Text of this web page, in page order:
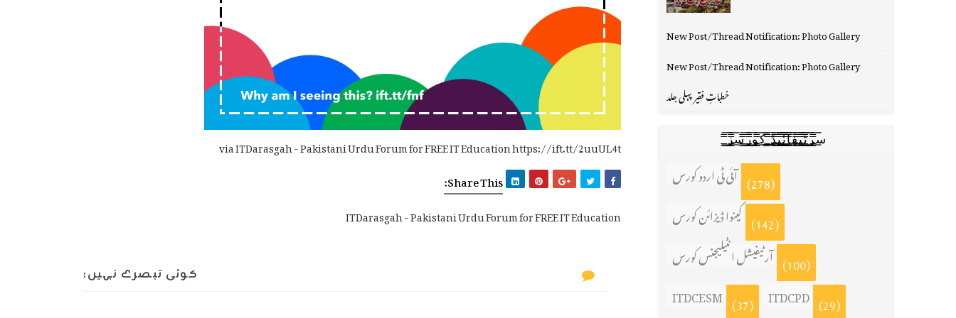
via ITDarasgah - Pakistani Urdu Forum for FREE IT Education https://ift.tt/2uuUL4t
Share This:
ITDarasgah - Pakistani Urdu Forum for FREE IT Education
کوئی تبصرے نہیں:
New Post/Thread Notification: Photo Gallery
New Post/Thread Notification: Photo Gallery
خطباتِ فقیر پہلی جلد
س̳̿͟͞ر̳̿͟͞ٹ̳̿͟͞ی̳̿͟͞ف̳̿͟͞ا̳̿͟͞ي̳̳̿ٔ̿͟͟͞͞ی̳̿͟͞ڈ̳̿͟͞ ̳̿͟͞ک̳̿͟͞و̳̿͟͞ر̳̿͟͞س̳̿͟͞ز̳̿͟͞
آئی ٹی اردو کورس (278)
کینوا ڈیزائن کورس (142)
آرٹیفیشل انٹیلیجنس کورس (100)
ITDCESM (37) ITDCPD (29)